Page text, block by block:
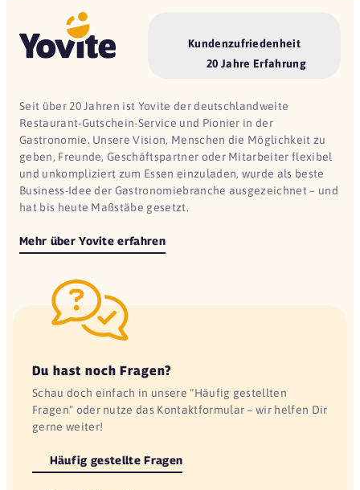
Kundenzufriedenheit
20 Jahre Erfahrung
Seit über 20 Jahren ist Yovite der deutschlandweite
Restaurant-Gutschein-Service und Pionier in der
Gastronomie. Unsere Vision, Menschen die Möglichkeit zu
geben, Freunde, Geschäftspartner oder Mitarbeiter flexibel
und unkompliziert zum Essen einzuladen, wurde als beste
Business-Idee der Gastronomiebranche ausgezeichnet – und
hat bis heute Maßstäbe gesetzt.
Mehr über Yovite erfahren
Du hast noch Fragen?
Schau doch einfach in unsere "Häufig gestellten
Fragen" oder nutze das Kontaktformular – wir helfen Dir
gerne weiter!
Häufig gestellte Fragen